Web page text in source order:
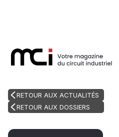
RETOUR AUX ACTUALITÉS
RETOUR AUX DOSSIERS